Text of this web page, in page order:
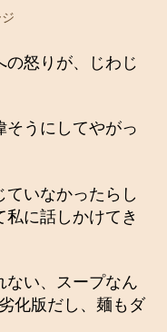
の怒りが、じわじ
そうにしてやがっ
いなかったらし
私に話しかけてき
ない、スープなん
化版だし、麺もダ